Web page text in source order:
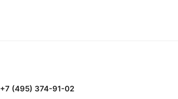
+7 (495) 374-91-02